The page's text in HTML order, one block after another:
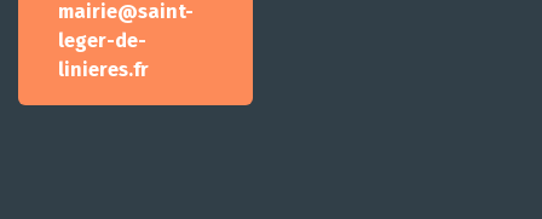
mairie@saint-
leger-de-
linieres.fr